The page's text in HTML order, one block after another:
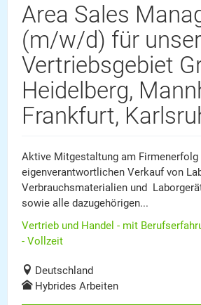
Area Sales
(m/w/d) für
Vertriebsgebiet
Heidelberg,
Frankfurt,
Aktive Mitgestaltung am Firmenerfolg
eigenverantwortlichen Verkauf von
Verbrauchsmaterialien und
sowie alle dazugehörigen...
Vertrieb und Handel - mit
- Vollzeit
Deutschland
Hybrides Arbeiten